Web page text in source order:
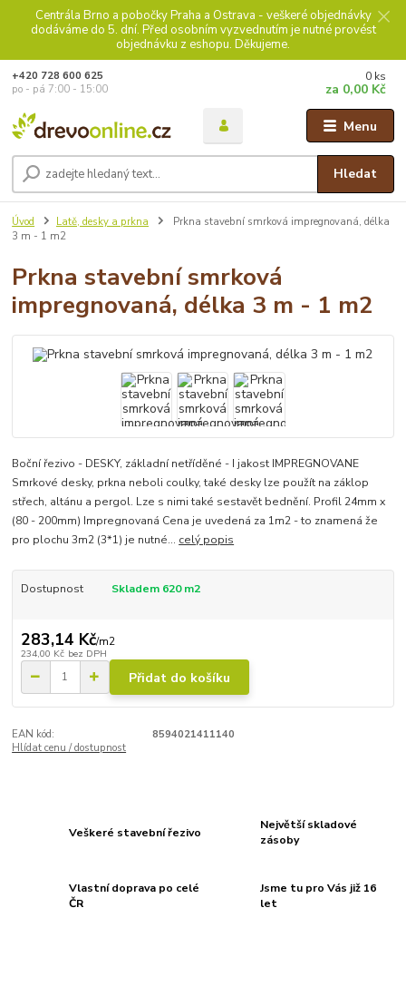
Centrála Brno a pobočky Praha a Ostrava - veškeré objednávky
dodáváme do 5. dní. Před osobním vyzvednutím je nutné provést
objednávku z eshopu. Děkujeme.
Menu
Hledat
+420 728 600 625
po - pá 7:00 - 15:00
0 ks
za 0,00 Kč
Úvod Latě, desky a prkna
Prkna stavební smrková impregnovaná, délka
3 m - 1 m2
Prkna stavební smrková
impregnovaná, délka 3 m - 1 m2
Boční řezivo - DESKY, základní netříděné - I jakost IMPREGNOVANE
Smrkové desky, prkna neboli coulky, také desky lze použít na záklop
střech, altánu a pergol. Lze s nimi také sestavět bednění. Profil 24mm x
(80 - 200mm) Impregnovaná Cena je uvedená za 1m2 - to znamená že
pro plochu 3m2 (3*1) je nutné... celý popis
Dostupnost Skladem 620 m2
283,14 Kč/m2
234,00 Kč bez DPH
Přidat do košíku
EAN kód:
8594021411140
Hlídat cenu / dostupnost
Veškeré stavební řezivo
Největší skladové
zásoby
Vlastní doprava po celé
ČR
Jsme tu pro Vás již 16
let